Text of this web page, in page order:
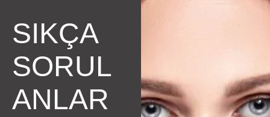
SIKÇA
SORUL
ANLAR